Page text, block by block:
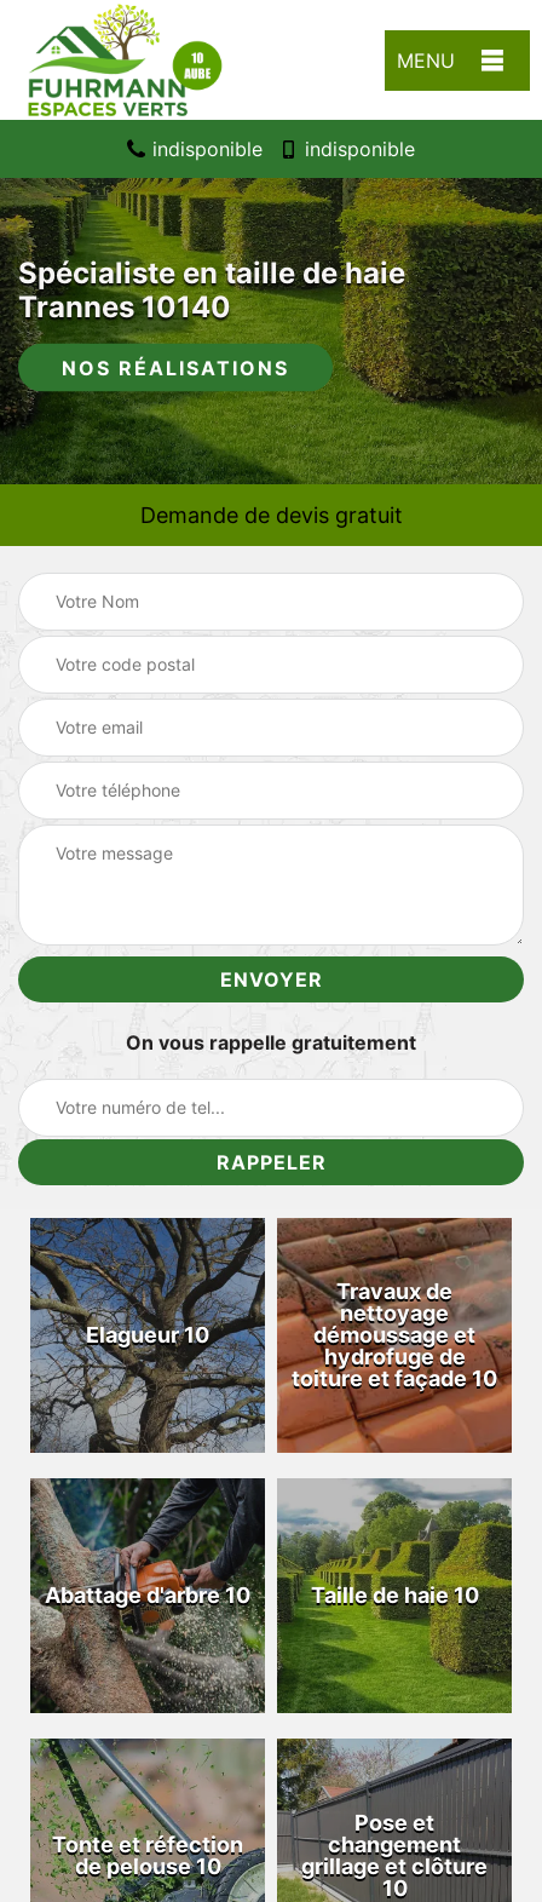
MENU
indisponible indisponible
Spécialiste en taille de haie
Trannes 10140
NOS RÉALISATIONS
Demande de devis gratuit
On vous rappelle gratuitement
Elagueur 10
Travaux de
nettoyage
démoussage et
hydrofuge de
toiture et façade 10
Abattage d'arbre 10 Taille de haie 10
Tonte et réfection
de pelouse 10
Pose et
changement
grillage et clôture
10